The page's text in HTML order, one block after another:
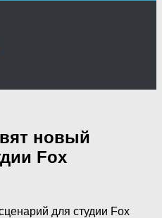
новый
Fox
для студии Fox